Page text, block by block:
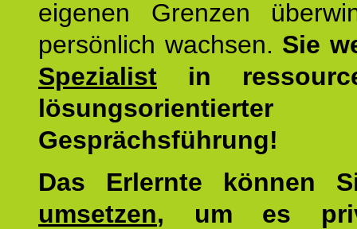
eigenen Grenzen
persönlich wachsen. Sie
Spezialist in
lösungsorientierter
Gesprächsführung!
Das Erlernte können
umsetzen, um es